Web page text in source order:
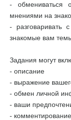
- обмениваться
мнениями на
- разговаривать
знакомые вам
Задания могут
- описание
- выражение
- обмен личной
- ваши
- комментирование